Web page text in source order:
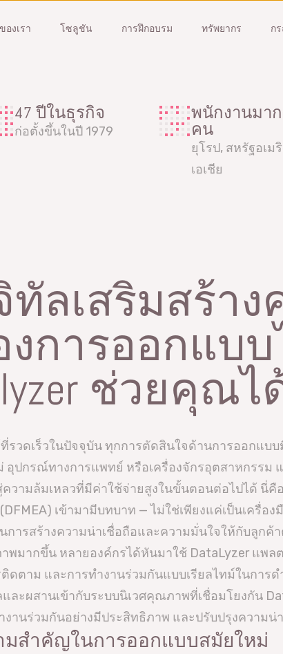
งเรา
FMEA
ปัญหาและลดความเสี่ยงในการ
การจัดการ
จัดการเกจของคุณ, ซัพพล
การศึกษา MSA ทั้งหมด
ซอฟต์แวร์การจัดการเกจ
โซลูชัน การฝึกอบรม ทรัพยากร ก
47 ปีในธุรกิจ
ก่อตั้งขึ้นในปี 1979
พนักงานมา
คน
ยุโรป, สหรัฐอเม
เอเชีย
จิทัลเสริมสร้า
การออกแบบ
ช่วยคุณไ
ดเร็วในปัจจุบัน ทุกการตัดสินใจด้านการออกแบบ
ปกรณ์ทางการแพทย์ หรือเครื่องจักรอุตสาหกรรม
วามล้มเหลวที่มีค่าใช้จ่ายสูงในขั้นตอนต่อไปได้ นี่คื
เข้ามามีบทบาท — ไม่ใช่เพียงแค่เป็นเครื่
การสร้างความน่าเชื่อถือและความมั่นใจให้กับลูก
พมากขึ้น หลายองค์กรได้หันมาใช้ DataLyzer แพ
ดตาม และการทำงานร่วมกันแบบเรียลไทม์ในการด
และผสานเข้ากับระบบนิเวศคุณภาพที่เชื่อมโยงกัน
งานร่วมกันอย่างมีประสิทธิภาพ และปรับปรุงความ
ามสำคัญในการออกแบบสมัยใหม่